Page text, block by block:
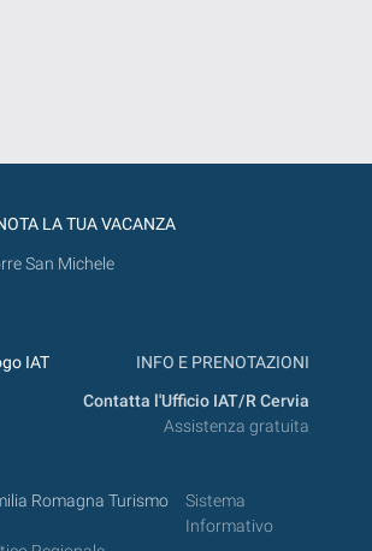
LA TUA VACANZA
INFO E PRENOTAZIONI
Contatta l'Ufficio IAT/R Cervia
Assistenza gratuita
Sistema
Informativo